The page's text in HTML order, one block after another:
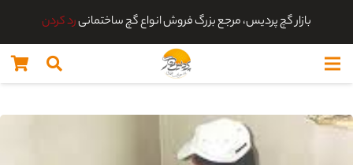
بازار گچ پردیس، مرجع بزرگ فروش انواع گچ ساختمانیرد کردن